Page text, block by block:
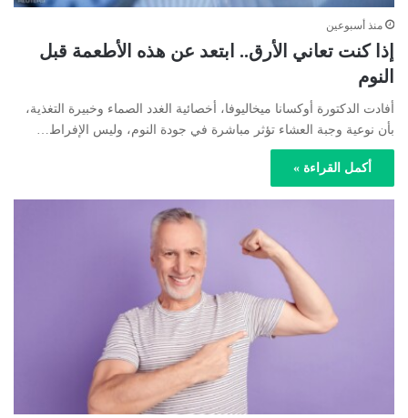
منذ أسبوعين
إذا كنت تعاني الأرق.. ابتعد عن هذه الأطعمة قبل
النوم
أفادت الدكتورة أوكسانا ميخاليوفا، أخصائية الغدد الصماء وخبيرة التغذية،
بأن نوعية وجبة العشاء تؤثر مباشرة في جودة النوم، وليس الإفراط…
أكمل القراءة »